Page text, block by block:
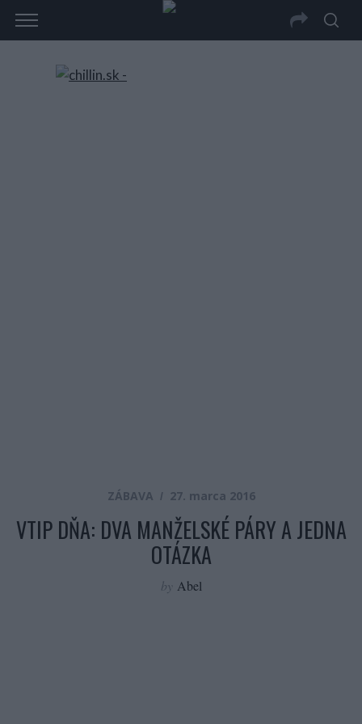
ZÁBAVA 27. marca 2016
VTIP DŇA: DVA MANŽELSKÉ PÁRY A JEDNA
OTÁZKA
by Abel